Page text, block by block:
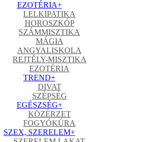
EZOTÉRIA+
LELKIPATIKA
HOROSZKÓP
SZÁMMISZTIKA
MÁGIA
ANGYALISKOLA
REJTÉLY-MISZTIKA
EZOTÉRIA
TREND+
DIVAT
SZÉPSÉG
EGÉSZSÉG+
KÖZÉRZET
FOGYÓKÚRA
SZEX, SZERELEM+